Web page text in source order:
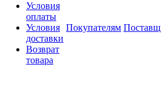
Условия
оплаты
Условия
доставки
Возврат
товара
Покупателям